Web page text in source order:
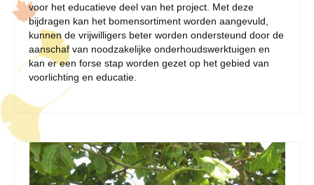
voor het educatieve deel van het project. Met deze
bijdragen kan het bomensortiment worden aangevuld,
kunnen de vrijwilligers beter worden ondersteund door de
aanschaf van noodzakelijke onderhoudswerktuigen en
kan er een forse stap worden gezet op het gebied van
voorlichting en educatie.